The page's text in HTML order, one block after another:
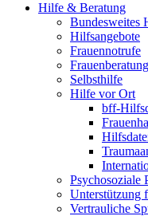
Hilfe & Beratung
Bundesweites
Hilfsangebote
Frauennotrufe
Selbsthilfe
Hilfe vor Ort
bff-
Psychosoziale
Unterstützung
Vertrauliche